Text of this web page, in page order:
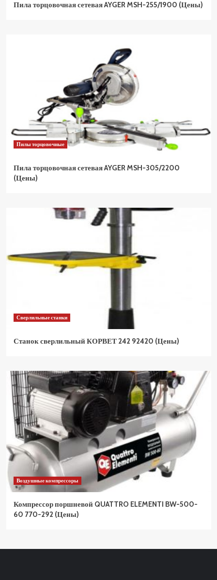
Пила торцовочная сетевая AYGER MSH-255/1900 (Цены)
Пилы торцовочные
Пила торцовочная сетевая AYGER MSH-305/2200
(Цены)
Сверлильные станки
Станок сверлильный КОРВЕТ 242 92420 (Цены)
Воздушные компрессоры
Компрессор поршневой QUATTRO ELEMENTI BW-500-
60 770-292 (Цены)